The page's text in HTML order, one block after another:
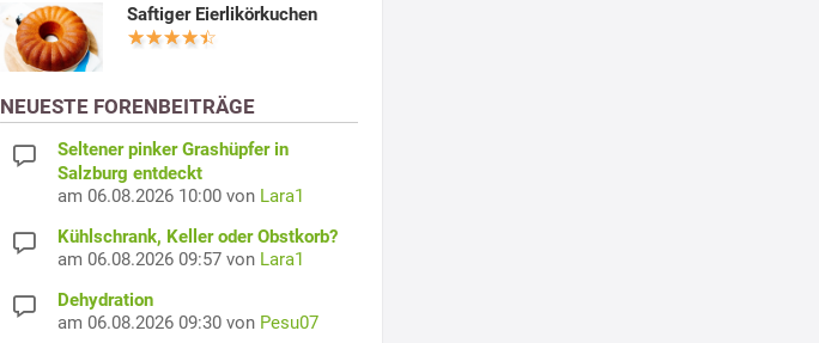
Saftiger Eierlikörkuchen
NEUESTE FORENBEITRÄGE
Seltener pinker Grashüpfer in
Salzburg entdeckt
am 06.08.2026 10:00 von Lara1
Kühlschrank, Keller oder Obstkorb?
am 06.08.2026 09:57 von Lara1
Dehydration
am 06.08.2026 09:30 von Pesu07